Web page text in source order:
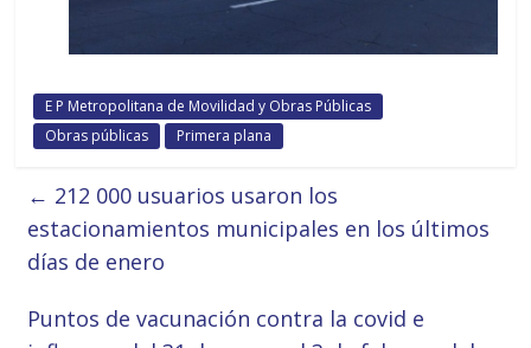
E P Metropolitana de Movilidad y Obras Públicas
Obras públicas
Primera plana
← 212 000 usuarios usaron los
estacionamientos municipales en los últimos
días de enero
Puntos de vacunación contra la covid e